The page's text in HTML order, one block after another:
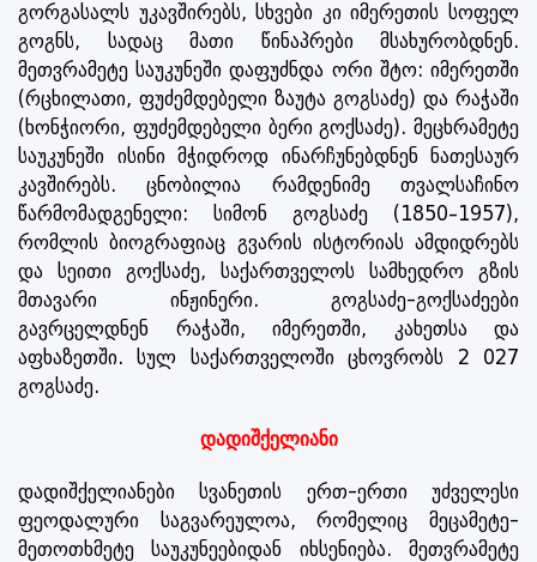
გორგასალს უკავშირებს, სხვები კი იმერეთის სოფელ
გოგნს, სადაც მათი წინაპრები მსახურობდნენ.
მეთვრამეტე საუკუნეში დაფუძნდა ორი შტო: იმერეთში
(რცხილათი, ფუძემდებელი ზაუტა გოგსაძე) და რაჭაში
(ხონჭიორი, ფუძემდებელი ბერი გოქსაძე). მეცხრამეტე
საუკუნეში ისინი მჭიდროდ ინარჩუნებდნენ ნათესაურ
კავშირებს. ცნობილია რამდენიმე თვალსაჩინო
წარმომადგენელი: სიმონ გოგსაძე (1850–1957),
რომლის ბიოგრაფიაც გვარის ისტორიას ამდიდრებს
და სეითი გოქსაძე, საქართველოს სამხედრო გზის
მთავარი ინჟინერი. გოგსაძე-გოქსაძეები
გავრცელდნენ რაჭაში, იმერეთში, კახეთსა და
აფხაზეთში. სულ საქართველოში ცხოვრობს 2 027
გოგსაძე.
დადიშქელიანი
დადიშქელიანები სვანეთის ერთ-ერთი უძველესი
ფეოდალური საგვარეულოა, რომელიც მეცამეტე-
მეთოთხმეტე საუკუნეებიდან იხსენიება. მეთვრამეტე